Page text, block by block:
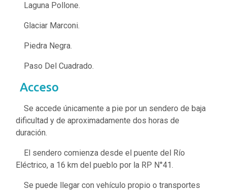
Laguna Pollone.
Glaciar Marconi.
Piedra Negra.
Paso Del Cuadrado.
Acceso
Se accede únicamente a pie por un sendero de baja
dificultad y de aproximadamente dos horas de
duración.
El sendero comienza desde el puente del Río
Eléctrico, a 16 km del pueblo por la RP N°41.
Se puede llegar con vehículo propio o transportes